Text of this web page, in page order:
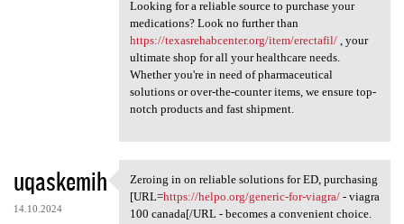
Looking for a reliable source to purchase your
medications? Look no further than
https://texasrehabcenter.org/item/erectafil/, your
ultimate shop for all your healthcare needs.
Whether you're in need of pharmaceutical
solutions or over-the-counter items, we ensure top-
notch products and fast shipment.
uqaskemih
14.10.2024
Zeroing in on reliable
Zeroing in on reliable solutions for ED, purchasing
[URL=https://helpo.org/generic-for-viagra/- viagra
100 canada[/URL - becomes a convenient choice.